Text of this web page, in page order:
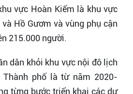
vực Hoàn Kiếm là khu vực
và Hồ Gươm và vùng phụ cận
215.000 người.
dân khỏi khu vực nội đô lịch
Thành phố là từ năm 2020-
từng bước triển khai các dự